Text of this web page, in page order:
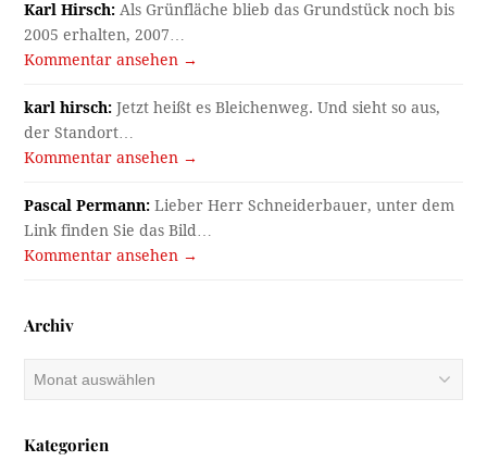
Karl Hirsch: Als Grünfläche blieb das Grundstück noch bis
2005 erhalten, 2007…
Kommentar ansehen →
karl hirsch: Jetzt heißt es Bleichenweg. Und sieht so aus,
der Standort…
Kommentar ansehen →
Pascal Permann: Lieber Herr Schneiderbauer, unter dem
Link finden Sie das Bild…
Kommentar ansehen →
Archiv
Archiv
Kategorien